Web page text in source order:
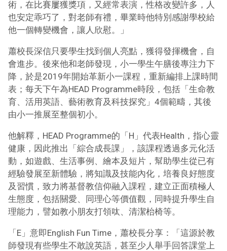
術，在比賽屢獲獎項，又經常表演，性格改變許多，人
也安定乖巧了，對老師有禮，畢業時他特別感謝學校給
他一個轉變機會，讓人欣慰。」
蕭校長深信只要學生找到個人亮點，獲得發揮機會，自
會進步。後來他和老師發現，小一學生午膳後專注力下
降，於是2019年開始革新小一課程，重新編排上課時間
表；每天下午為HEAD Programme時段，包括「生命教
育、活用英語、藝術教育及科技探究」4個範疇，其後
由小一推展至整個初小。
他解釋，HEAD Programme的「H」代表Health，指心靈
健康，因此推出「綜合成長課」，該課程透過多元化活
動，如遊戲、生活事例、繪本及短片，幫助學生從已有
經驗發展至新體驗，將知識及技能內化，培養良好態度
及習慣，致力將基督教信仰融入課程，建立正面積極人
生態度，包括關愛、同理心等價值觀，同時提升學生自
理能力，譬如教小朋友打領呔、清潔枱椅等。
「E」意即English Fun Time，蕭校長分享：「這源於教
師發現有些學生不敢說英語，甚至少人舉手回答課堂上